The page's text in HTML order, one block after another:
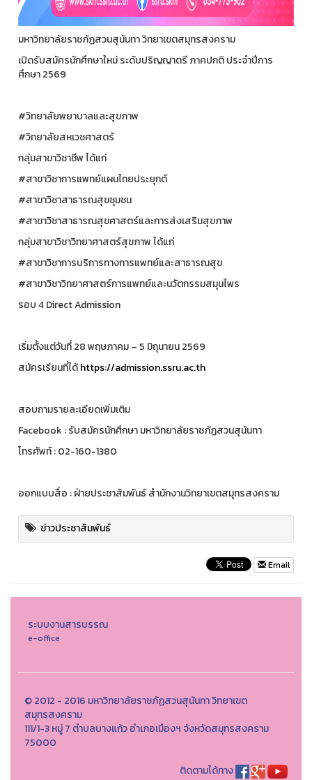
มหาวิทยาลัยราชภัฏสวนสุนันทา วิทยาเขตสมุทรสงคราม
เปิดรับสมัครนักศึกษาใหม่ ระดับปริญญาตรี ภาคปกติ ประจำปีการ
ศึกษา 2569
#วิทยาลัยพยาบาลและสุขภาพ
#วิทยาลัยสหเวชศาสตร์
กลุ่มสาขาวิชาชีพ ได้แก่
#สาขาวิชาการแพทย์แผนไทยประยุกต์
#สาขาวิชาสาธารณสุขชุมชน
#สาขาวิชาสาธารณสุขศาสตร์และการส่งเสริมสุขภาพ
กลุ่มสาขาวิชาวิทยาศาสตร์สุขภาพ ได้แก่
#สาขาวิชาการบริการทางการแพทย์และสาธารณสุข
#สาขาวิชาวิทยาศาสตร์การแพทย์และนวัตกรรมสมุนไพร
รอบ 4 Direct Admission
เริ่มตั้งแต่วันที่ 28 พฤษภาคม – 5 มิถุนายน 2569
สมัครเรียนที่ได้https://admission.ssru.ac.th
สอบถามรายละเอียดเพิ่มเติม
Facebook : รับสมัครนักศึกษา มหาวิทยาลัยราชภัฏสวนสุนันทา
โทรศัพท์ : 02-160-1380
ออกแบบสื่อ : ฝ่ายประชาสัมพันธ์ สำนักงานวิทยาเขตสมุทรสงคราม
ข่าวประชาสัมพันธ์
Email
ระบบงานสารบรรณ
e-office
© 2012 - 2016 มหาวิทยาลัยราชภัฏสวนสุนันทา วิทยาเขต
สมุทรสงคราม
111/1-3 หมู่ 7 ตำบลบางแก้ว อำเภอเมืองฯ จังหวัดสมุทรสงคราม
75000
ติดตามได้ทาง